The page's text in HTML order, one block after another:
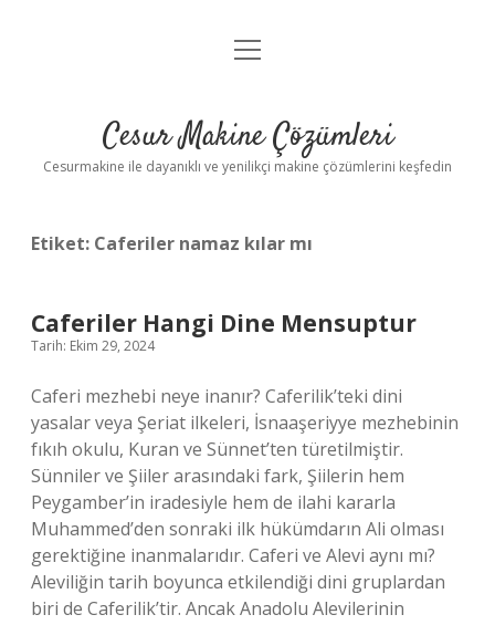
Anasayfa
Yasal Uyarı
menüyü
Cesur Makine Çözümleri
Cesurmakine ile dayanıklı ve yenilikçi makine çözümlerini keşfedin
Etiket: Caferiler namaz kılar mı
Caferiler Hangi Dine Mensuptur
Tarih: Ekim 29, 2024
Caferi mezhebi neye inanır? Caferilik’teki dini
yasalar veya Şeriat ilkeleri, İsnaaşeriyye mezhebinin
fıkıh okulu, Kuran ve Sünnet’ten türetilmiştir.
Sünniler ve Şiiler arasındaki fark, Şiilerin hem
Peygamber’in iradesiyle hem de ilahi kararla
Muhammed’den sonraki ilk hükümdarın Ali olması
gerektiğine inanmalarıdır. Caferi ve Alevi aynı mı?
Aleviliğin tarih boyunca etkilendiği dini gruplardan
biri de Caferilik’tir. Ancak Anadolu Alevilerinin